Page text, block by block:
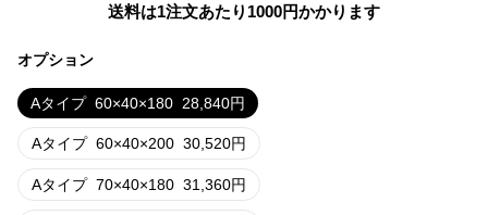
送料は1注文あたり 1000円かかります
オプション
Aタイプ 60×40×180 28,840円
Aタイプ 60×40×200 30,520円
Aタイプ 70×40×180 31,360円